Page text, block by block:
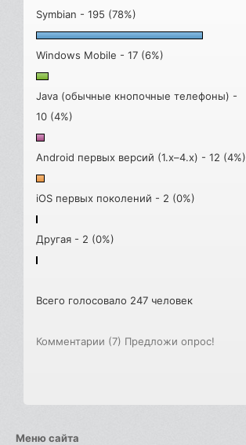
Symbian - 195 (78%)
Windows Mobile - 17 (6%)
Java (обычные кнопочные телефоны) -
10 (4%)
Android первых версий (1.x–4.x) - 12 (4%)
iOS первых поколений - 2 (0%)
Другая - 2 (0%)
Всего голосовало 247 человек
Комментарии (7) Предложи опрос!
Меню сайта